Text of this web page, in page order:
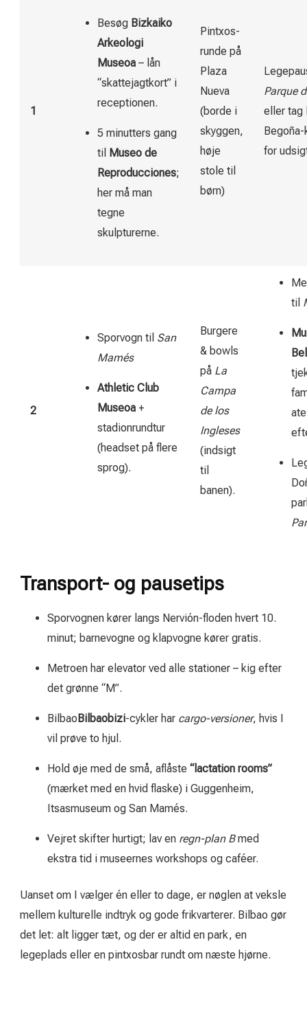
1
Besøg Bizkaiko
Arkeologi
Museoa – lån
“skattejagtkort” i
receptionen.
5 minutters gang
til Museo de
Reproducciones;
her må man
tegne
skulpturerne.
Pintxos-
runde på
Plaza
Nueva
(borde i
skyggen,
høje
stole til
børn)
Parque
eller tag
for
2
Sporvogn til San
Mamés
Athletic Club
Museoa +
stadionrundtur
(headset på flere
sprog).
Burgere
& bowls
på La
Campa
de los
Ingleses
(indsigt
til
banen).
til
Transport- og pausetips
Sporvognen kører langs Nervión-floden hvert 10.
minut; barnevogne og klapvogne kører gratis.
Metroen har elevator ved alle stationer – kig efter
det grønne “M”.
BilbaoBilbaobizi-cykler har cargo-versioner, hvis I
vil prøve to hjul.
Hold øje med de små, aflåste “lactation rooms”
(mærket med en hvid flaske) i Guggenheim,
Itsasmuseum og San Mamés.
Vejret skifter hurtigt; lav en regn-plan Bmed
ekstra tid i museernes workshops og caféer.
Uanset om I vælger én eller to dage, er nøglen at veksle
mellem kulturelle indtryk og gode frikvarterer. Bilbao gør
det let: alt ligger tæt, og der er altid en park, en
legeplads eller en pintxosbar rundt om næste hjørne.